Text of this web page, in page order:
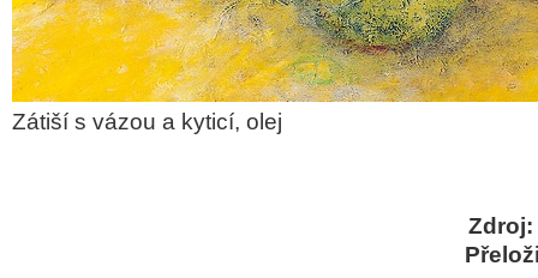
Zátiší s vázou a kyticí, olej
Zdroj: